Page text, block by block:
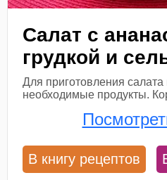
Салат с
грудкой и
Для приготовления салата
необходимые продукты.
В книгу рецептов